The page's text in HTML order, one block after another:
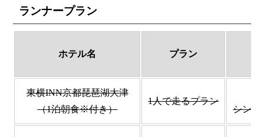
ランナープラン
ホテル名 プラン
東横INN京都琵琶湖大津
（1泊朝食※付き）
1人で走るプラン
シング